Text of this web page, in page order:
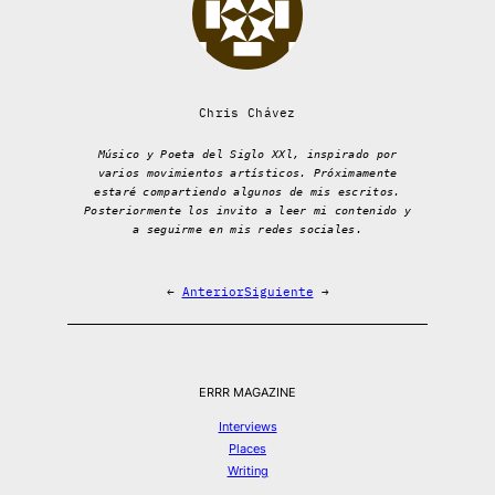
Chris Chávez
Músico y Poeta del Siglo XXl, inspirado por
varios movimientos artísticos. Próximamente
estaré compartiendo algunos de mis escritos.
Posteriormente los invito a leer mi contenido y
a seguirme en mis redes sociales.
← AnteriorSiguiente →
ERRR MAGAZINE
Interviews
Places
Writing